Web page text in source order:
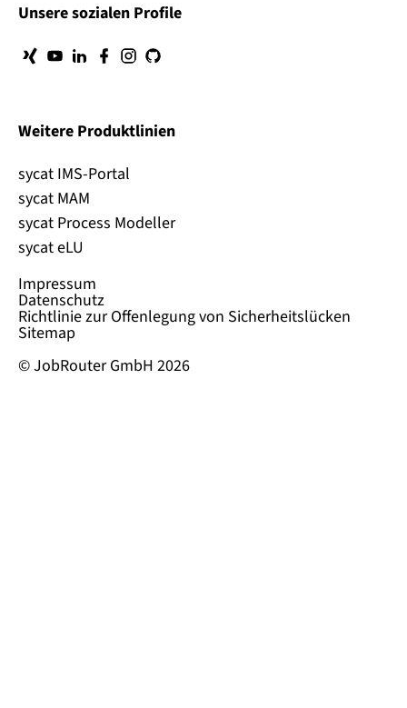
Unsere sozialen Profile
Weitere Produktlinien
sycat IMS-Portal
sycat MAM
sycat Process Modeller
sycat eLU
Impressum
Datenschutz
Richtlinie zur Offenlegung von Sicherheitslücken
Sitemap
© JobRouter GmbH 2026